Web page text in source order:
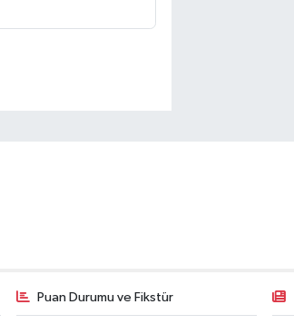
Puan Durumu ve Fikstür